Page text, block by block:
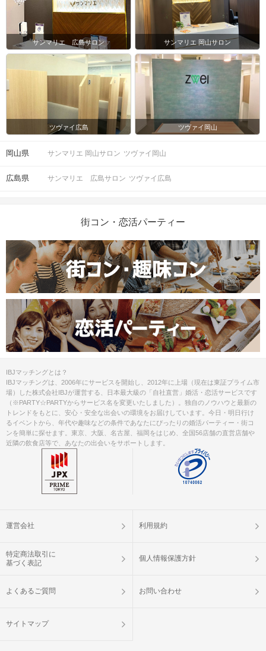
サンマリエ 広島サロン サンマリエ 岡山サロン
ツヴァイ広島 ツヴァイ岡山
岡山県 サンマリエ 岡山サロン ツヴァイ岡山
広島県 サンマリエ 広島サロン ツヴァイ広島
街コン・恋活パーティー
IBJマッチングとは？
IBJマッチングは、2006年にサービスを開始し、2012年に上場（現在は東証プライム市
場）した株式会社IBJが運営する、日本最大級の「自社直営」婚活・恋活サービスです
（※PARTY☆PARTYからサービス名を変更いたしました）。独自のノウハウと最新の
トレンドをもとに、安心・安全な出会いの環境をお届けしています。今日・明日行け
るイベントから、年代や趣味などの条件であなたにぴったりの婚活パーティー・街コ
ンを簡単に探せます。東京、大阪、名古屋、福岡をはじめ、全国56店舗の直営店舗や
近隣の飲食店等で、あなたの出会いをサポートします。
運営会社 利用規約
特定商法取引に
基づく表記
個人情報保護方針
よくあるご質問 お問い合わせ
サイトマップ